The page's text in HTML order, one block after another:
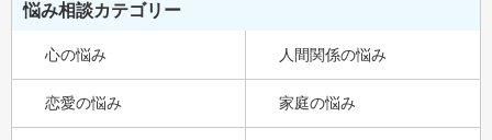
悩み相談カテゴリー
心の悩み 人間関係の悩み
恋愛の悩み 家庭の悩み